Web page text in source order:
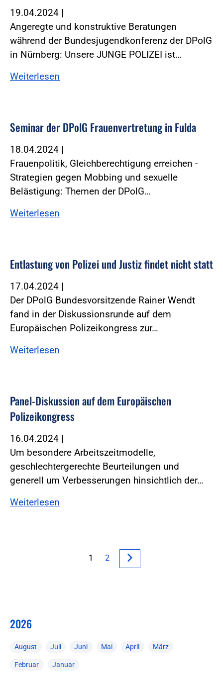
19.04.2024 |
Angeregte und konstruktive Beratungen
während der Bundesjugendkonferenz der DPolG
in Nürnberg: Unsere JUNGE POLIZEI ist…
Weiterlesen
Seminar der DPolG Frauenvertretung in Fulda
18.04.2024 |
Frauenpolitik, Gleichberechtigung erreichen -
Strategien gegen Mobbing und sexuelle
Belästigung: Themen der DPolG…
Weiterlesen
Entlastung von Polizei und Justiz findet nicht statt
17.04.2024 |
Der DPolG Bundesvorsitzende Rainer Wendt
fand in der Diskussionsrunde auf dem
Europäischen Polizeikongress zur…
Weiterlesen
Panel-Diskussion auf dem Europäischen
Polizeikongress
16.04.2024 |
Um besondere Arbeitszeitmodelle,
geschlechtergerechte Beurteilungen und
generell um Verbesserungen hinsichtlich der…
Weiterlesen
1 2
2026
August Juli Juni Mai April März
Februar Januar